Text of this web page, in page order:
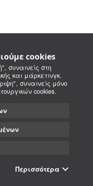
cookies
συναινείς στη
και μάρκετινγκ.
συναινείς μόνο
cookies.
Περισσότερα